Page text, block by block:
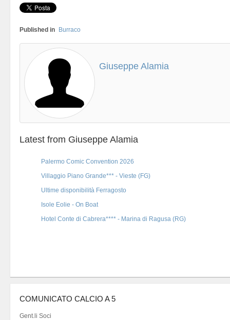
Published in Burraco
Giuseppe Alamia
Latest from Giuseppe Alamia
Palermo Comic Convention 2026
Villaggio Piano Grande*** - Vieste (FG)
Ultime disponibilità Ferragosto
Isole Eolie - On Boat
Hotel Conte di Cabrera**** - Marina di Ragusa (RG)
COMUNICATO CALCIO A 5
Gent.li Soci